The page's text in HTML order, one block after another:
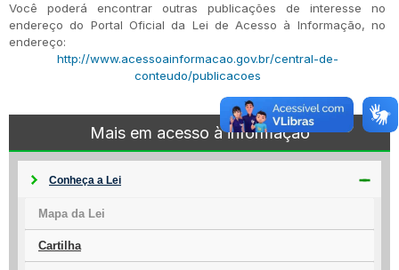
Você poderá encontrar outras publicações de interesse no
endereço do Portal Oficial da Lei de Acesso à Informação, no
endereço:
http://www.acessoainformacao.gov.br/central-de-
conteudo/publicacoes
Mais em acesso à informação
Conheça a Lei
Mapa da Lei
Cartilha